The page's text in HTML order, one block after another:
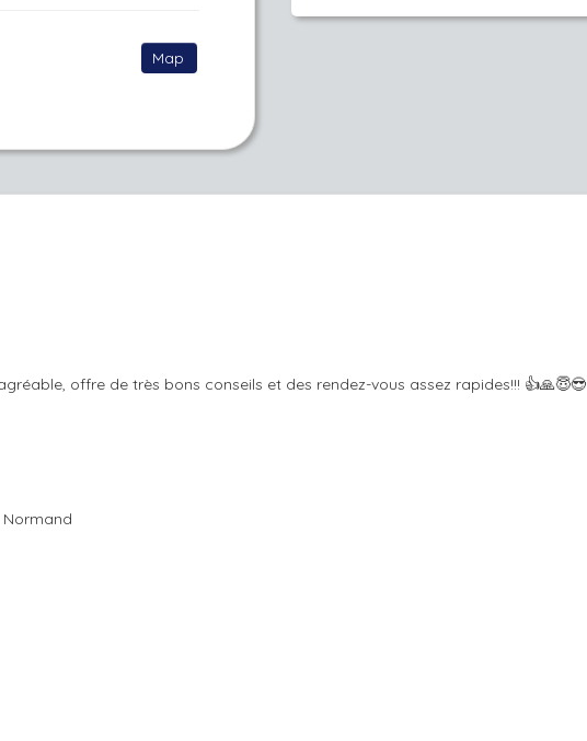
Map
offre de très bons conseils et des rendez-vous assez rapides!!! 👍🙏😇😎
Normand